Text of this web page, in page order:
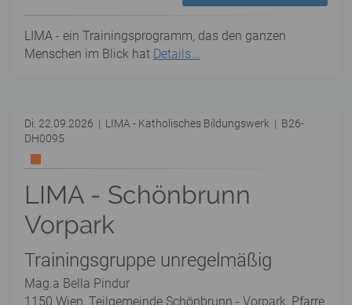
LIMA - ein Trainingsprogramm, das den ganzen
Menschen im Blick hat Details...
Di. 22.09.2026 | LIMA - Katholisches Bildungswerk | B26-
DH0095
LIMA - Schönbrunn
Vorpark
Trainingsgruppe unregelmäßig
Mag.a Bella Pindur
1150 Wien, Teilgemeinde Schönbrunn - Vorpark, Pfarre